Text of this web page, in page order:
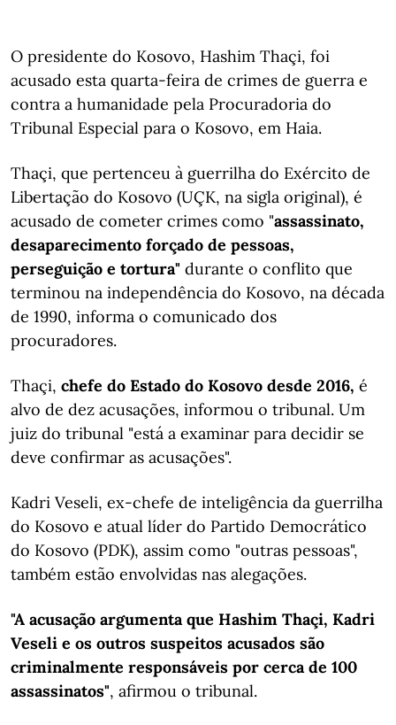
O presidente do Kosovo, Hashim Thaçi, foi
acusado esta quarta-feira de crimes de guerra e
contra a humanidade pela Procuradoria do
Tribunal Especial para o Kosovo, em Haia.
Thaçi, que pertenceu à guerrilha do Exército de
Libertação do Kosovo (UÇK, na sigla original), é
acusado de cometer crimes como "assassinato,
desaparecimento forçado de pessoas,
perseguição e tortura" durante o conflito que
terminou na independência do Kosovo, na década
de 1990, informa o comunicado dos
procuradores.
Thaçi, chefe do Estado do Kosovo desde 2016, é
alvo de dez acusações, informou o tribunal. Um
juiz do tribunal "está a examinar para decidir se
deve confirmar as acusações".
Kadri Veseli, ex-chefe de inteligência da guerrilha
do Kosovo e atual líder do Partido Democrático
do Kosovo (PDK), assim como "outras pessoas",
também estão envolvidas nas alegações.
"A acusação argumenta que Hashim Thaçi, Kadri
Veseli e os outros suspeitos acusados são
criminalmente responsáveis por cerca de 100
assassinatos", afirmou o tribunal.